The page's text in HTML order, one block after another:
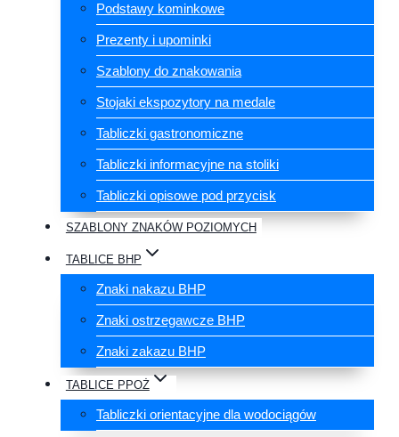
Podstawy kominkowe
Prezenty i upominki
Szablony do znakowania
Stojaki ekspozytory na medale
Tabliczki gastronomiczne
Tabliczki informacyjne na stoliki
Tabliczki opisowe pod przycisk
SZABLONY ZNAKÓW POZIOMYCH
TABLICE BHP
Znaki nakazu BHP
Znaki ostrzegawcze BHP
Znaki zakazu BHP
TABLICE PPOŻ
Tabliczki orientacyjne dla wodociągów